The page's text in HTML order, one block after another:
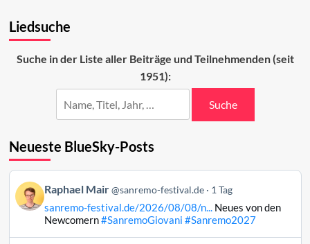
2025:
kehrt
Liedsuche
Suche in der Liste aller Beiträge und Teilnehmenden (seit
1951):
Suche
Neueste BlueSky-Posts
Beitrag
von
Raphael
Raphael Mair @sanremo-festival.de 1 Tag
sanremo-festival.de/2026/08/08/n...Neues von den
Newcomern#SanremoGiovani #Sanremo2027